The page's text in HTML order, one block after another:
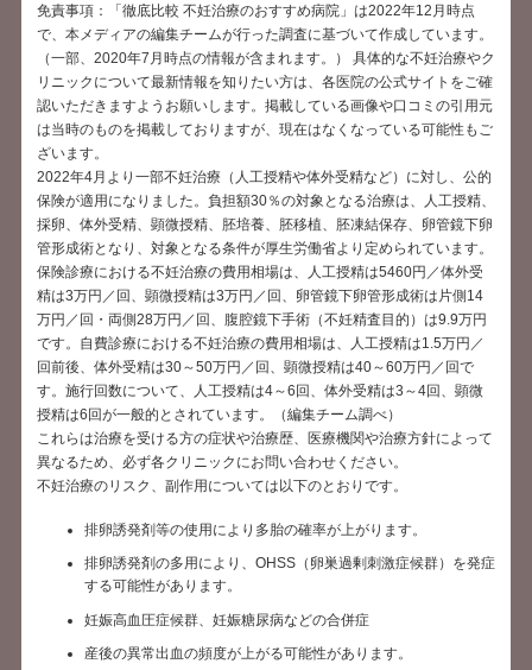
免責事項：「徹底比較 不妊治療のおすすめ病院」は2022年12月時点
で、本メディアの編集チームが行った調査に基づいて作成しています。
（一部、2020年7月時点の情報が含まれます。） 具体的な不妊治療やク
リニックについて最新情報を知りたい方は、各医院の公式サイトをご確
認いただきますようお願いします。掲載している画像や口コミの引用元
は当時のものを掲載しておりますが、現在はなくなっている可能性もご
ざいます。
2022年4月より一部不妊治療（人工授精や体外受精など）に対し、公的
保険が適用になりました。負担額30％の対象となる治療は、人工授精、
採卵、体外受精、顕微授精、胚培養、胚移植、胚凍結保存、卵管鏡下卵
管形成術となり、対象となる条件が厚生労働省より定められています。
保険診療における不妊治療の費用相場は、人工授精は5460円／体外受
精は3万円／回、顕微授精は3万円／回、卵管鏡下卵管形成術は片側14
万円／回・両側28万円／回、腹腔鏡下手術（不妊精査目的）は9.9万円
です。自費診療における不妊治療の費用相場は、人工授精は1.5万円／
回前後、体外受精は30～50万円／回、顕微授精は40～60万円／回で
す。施行回数について、人工授精は4～6回、体外受精は3～4回、顕微
授精は6回が一般的とされています。（編集チーム調べ）
これらは治療を受ける方の症状や治療歴、医療機関や治療方針によって
異なるため、必ず各クリニックにお問い合わせください。
不妊治療のリスク、副作用については以下のとおりです。
排卵誘発剤等の使用により多胎の確率が上がります。
排卵誘発剤の多用により、OHSS（卵巣過剰刺激症候群）を発症
する可能性があります。
妊娠高血圧症候群、妊娠糖尿病などの合併症
産後の異常出血の頻度が上がる可能性があります。